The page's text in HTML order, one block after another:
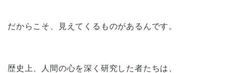
だからこそ、見えてくるものがあるんです。
歴史上、人間の心を深く研究した者たちは、